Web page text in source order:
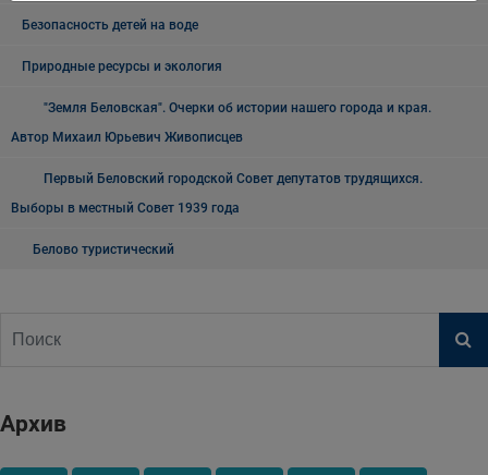
Безопасность детей на воде
Природные ресурсы и экология
"Земля Беловская". Очерки об истории нашего города и края.
Автор Михаил Юрьевич Живописцев
Первый Беловский городской Совет депутатов трудящихся.
Выборы в местный Совет 1939 года
Белово туристический
Архив